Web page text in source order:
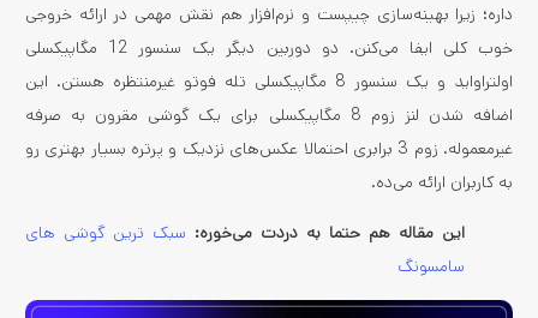
داره؛ زیرا بهینه‌سازی چیپست و نرم‌افزار هم نقش مهمی در ارائه خروجی
خوب کلی ایفا می‌کنن. دو دوربین دیگر یک سنسور 12 مگاپیکسلی
اولتراواید و یک سنسور 8 مگاپیکسلی تله فوتو غیرمنتظره هستن. این
اضافه شدن لنز زوم 8 مگاپیکسلی برای یک گوشی مقرون به صرفه
غیرمعموله. زوم 3 برابری احتمالا عکس‌های نزدیک و پرتره بسیار بهتری رو
به کاربران ارائه می‌ده.
این مقاله هم حتما به دردت می‌خوره: سبک ترین گوشی های
سامسونگ